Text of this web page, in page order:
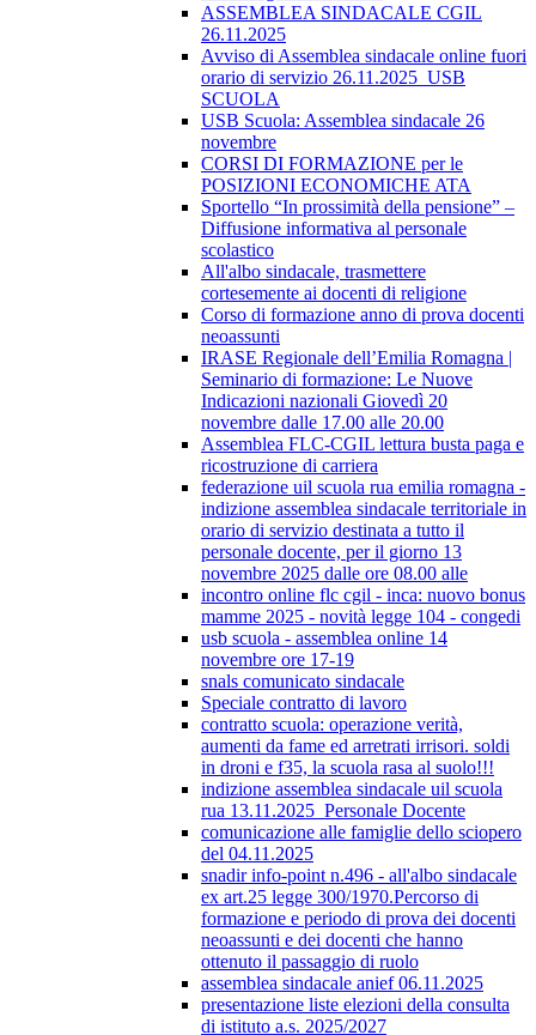
ASSEMBLEA SINDACALE CGIL
26.11.2025
Avviso di Assemblea sindacale online fuori
orario di servizio 26.11.2025_USB
SCUOLA
USB Scuola: Assemblea sindacale 26
novembre
CORSI DI FORMAZIONE per le
POSIZIONI ECONOMICHE ATA
Sportello “In prossimità della pensione” –
Diffusione informativa al personale
scolastico
All'albo sindacale, trasmettere
cortesemente ai docenti di religione
Corso di formazione anno di prova docenti
neoassunti
IRASE Regionale dell’Emilia Romagna |
Seminario di formazione: Le Nuove
Indicazioni nazionali Giovedì 20
novembre dalle 17.00 alle 20.00
Assemblea FLC-CGIL lettura busta paga e
ricostruzione di carriera
federazione uil scuola rua emilia romagna -
indizione assemblea sindacale territoriale in
orario di servizio destinata a tutto il
personale docente, per il giorno 13
novembre 2025 dalle ore 08.00 alle
incontro online flc cgil - inca: nuovo bonus
mamme 2025 - novità legge 104 - congedi
usb scuola - assemblea online 14
novembre ore 17-19
snals comunicato sindacale
Speciale contratto di lavoro
contratto scuola: operazione verità,
aumenti da fame ed arretrati irrisori. soldi
in droni e f35, la scuola rasa al suolo!!!
indizione assemblea sindacale uil scuola
rua 13.11.2025_Personale Docente
comunicazione alle famiglie dello sciopero
del 04.11.2025
snadir info-point n.496 - all'albo sindacale
ex art.25 legge 300/1970.Percorso di
formazione e periodo di prova dei docenti
neoassunti e dei docenti che hanno
ottenuto il passaggio di ruolo
assemblea sindacale anief 06.11.2025
presentazione liste elezioni della consulta
di istituto a.s. 2025/2027